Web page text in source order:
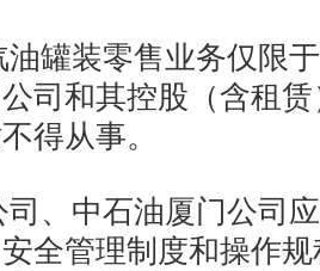
罐装零售业务仅限
司和其控股（含租
得从事。
、中石油厦门公司
全管理制度和操作